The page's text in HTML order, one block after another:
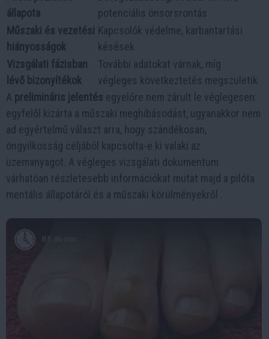
állapota
potenciális önsorsrontás
Műszaki és vezetési
hiányosságok
Kapcsolók védelme, karbantartási
késések
Vizsgálati fázisban
lévő bizonyítékok
További adatokat várnak, míg
végleges következtetés megszületik
A prelimináris jelentés egyelőre nem zárult le véglegesen:
egyfelől kizárta a műszaki meghibásodást, ugyanakkor nem
ad egyértelmű választ arra, hogy szándékosan,
öngyilkosság céljából kapcsolta-e ki valaki az
üzemanyagot. A végleges vizsgálati dokumentum
várhatóan részletesebb információkat mutat majd a pilóta
mentális állapotáról és a műszaki körülményekről .
8 h 46 min